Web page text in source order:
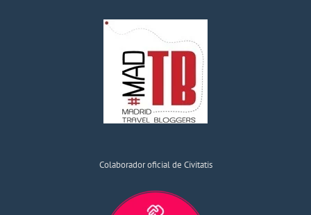
Colaborador oficial de Civitatis